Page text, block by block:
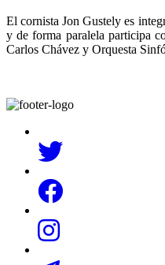
El cornista Jon Gustely es
y de forma paralela participa
Carlos Chávez y Orquesta